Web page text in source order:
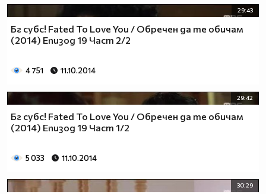
26.Колона, която тежи много - ТОНКОЛОНА
27.Човек, който пази робите да не избягат - ГАРДЕРОБ
28.Превозвач на птици - КОКОШКАР
30.Човек, който се напива на работа - РАБОТОХОЛИК
29:43
Бг субс! Fated To Love You / Обречен да те обичам
(2014) Епизод 19 Част 2/2
4 751 11.10.2014
29:42
Бг субс! Fated To Love You / Обречен да те обичам
(2014) Епизод 19 Част 1/2
5 033 11.10.2014
30:29